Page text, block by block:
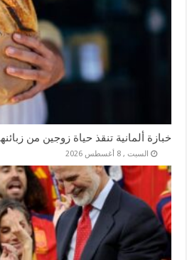
خبازة ألمانية تنقذ حياة زوجين من
السبت , 8 أغسطس 2026